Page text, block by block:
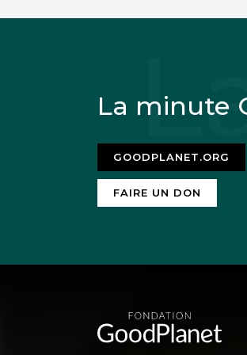
La minute
GOODPLANET.ORG
FAIRE UN DON